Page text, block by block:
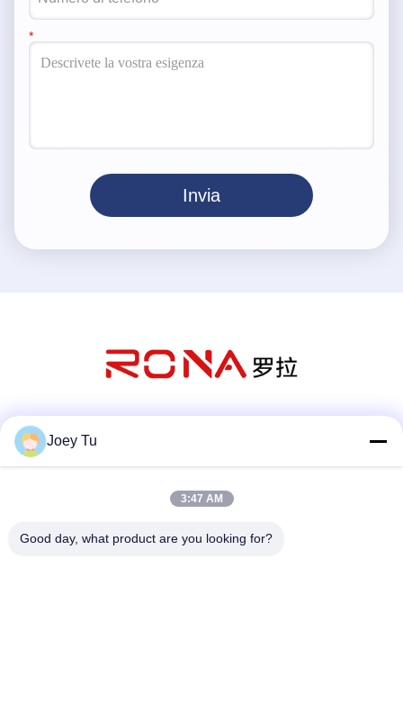
Invia
Joey Tu
3:47 AM
Good day, what product are you looking for?